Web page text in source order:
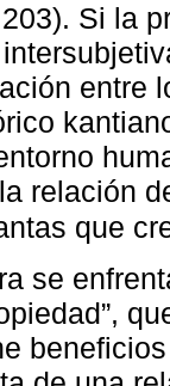
Si la
entre
relación
que
se